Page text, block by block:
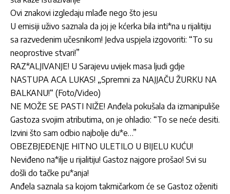
Ovi znakovi izgledaju mlađe nego što jesu
U emisiji uživo saznala da joj je kćerka bila inti*na u rijalitiju
sa razvedenim učesnikom! Jedva uspjela izgovoriti: “To su
neoprostive stvari!”
RAZ*ALJIVANJE! U Sarajevu uvijek masa ljudi gdje
NASTUPA ACA LUKAS! „Spremni za NAJJAČU ŽURKU NA
BALKANU!“ (Foto/Video)
NE MOŽE SE PASTI NIŽE! Anđela pokušala da izmanipuliše
Gastoza svojim atributima, on je ohladio: “To se neće desiti.
Izvini što sam odbio najbolje du*e…”
OBEZBJEĐENJE HITNO ULETILO U BIJELU KUĆU!
Neviđeno na*ilje u rijalitiju! Gastoz najgore prošao! Svi su
došli do tačke pu*anja!
Anđela saznala sa kojom takmičarkom će se Gastoz oženiti